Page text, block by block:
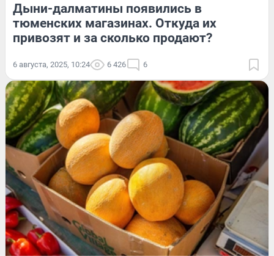
Дыни-далматины появились в
тюменских магазинах. Откуда их
привозят и за сколько продают?
6 августа, 2025, 10:24 6 426 6